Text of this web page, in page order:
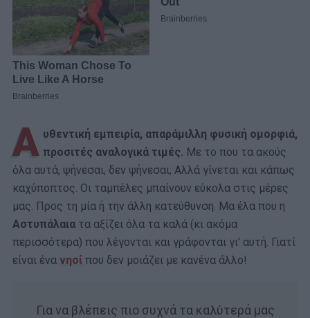
Α υθεντική εμπειρία, απαράμιλλη φυσική ομορφιά,
προσιτές αναλογικά τιμές. Με το που τα ακούς
όλα αυτά, ψήνεσαι, δεν ψήνεσαι; Αλλά γίνεται και κάπως
καχύποπτος. Οι ταμπέλες μπαίνουν εύκολα στις μέρες
μας. Προς τη μία ή την άλλη κατεύθυνση. Μα έλα που η
Αστυπάλαια τα αξίζει όλα τα καλά (κι ακόμα
περισσότερα) που λέγονται και γράφονται γι’ αυτή. Γιατί
είναι ένα νησί που δεν μοιάζει με κανένα άλλο!
Για να βλέπεις πιο συχνά τα καλύτερά μας